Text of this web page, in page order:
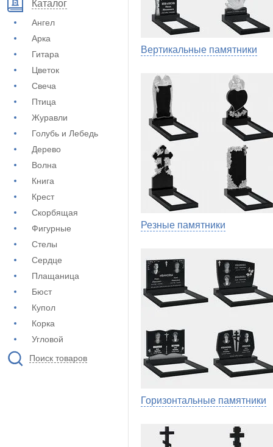
Каталог
Ангел
Арка
Гитара
Цветок
Свеча
Птица
Журавли
Голубь и Лебедь
Дерево
Волна
Книга
Крест
Скорбящая
Фигурные
Стелы
Сердце
Плащаница
Бюст
Купол
Корка
Угловой
Поиск товаров
Вертикальные памятники
Резные памятники
Горизонтальные памятники